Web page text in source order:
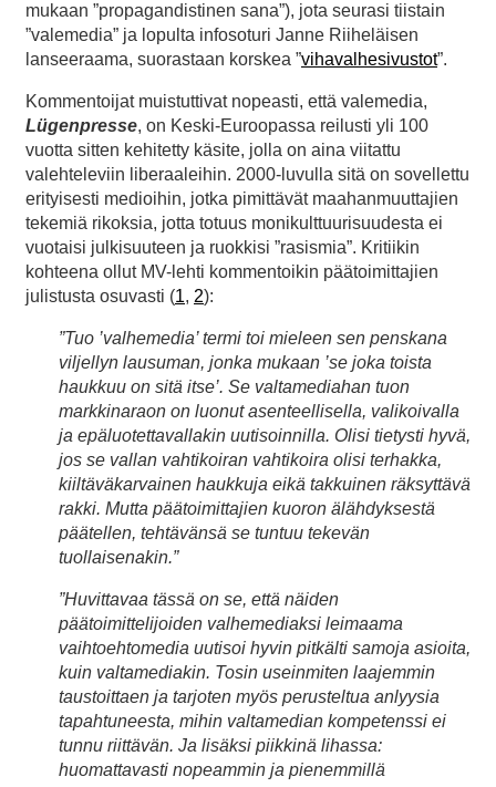
mukaan ”propagandistinen sana”), jota seurasi tiistain
”valemedia” ja lopulta infosoturi Janne Riiheläisen
lanseeraama, suorastaan korskea ”vihavalhesivustot”.
Kommentoijat muistuttivat nopeasti, että valemedia,
Lügenpresse, on Keski-Euroopassa reilusti yli 100
vuotta sitten kehitetty käsite, jolla on aina viitattu
valehteleviin liberaaleihin. 2000-luvulla sitä on sovellettu
erityisesti medioihin, jotka pimittävät maahanmuuttajien
tekemiä rikoksia, jotta totuus monikulttuurisuudesta ei
vuotaisi julkisuuteen ja ruokkisi ”rasismia”. Kritiikin
kohteena ollut MV-lehti kommentoikin päätoimittajien
julistusta osuvasti (1, 2):
”Tuo ’valhemedia’ termi toi mieleen sen penskana
viljellyn lausuman, jonka mukaan ’se joka toista
haukkuu on sitä itse’. Se valtamediahan tuon
markkinaraon on luonut asenteellisella, valikoivalla
ja epäluotettavallakin uutisoinnilla. Olisi tietysti hyvä,
jos se vallan vahtikoiran vahtikoira olisi terhakka,
kiiltäväkarvainen haukkuja eikä takkuinen räksyttävä
rakki. Mutta päätoimittajien kuoron älähdyksestä
päätellen, tehtävänsä se tuntuu tekevän
tuollaisenakin.”
”Huvittavaa tässä on se, että näiden
päätoimittelijoiden valhemediaksi leimaama
vaihtoehtomedia uutisoi hyvin pitkälti samoja asioita,
kuin valtamediakin. Tosin useinmiten laajemmin
taustoittaen ja tarjoten myös perusteltua anlyysia
tapahtuneesta, mihin valtamedian kompetenssi ei
tunnu riittävän. Ja lisäksi piikkinä lihassa:
huomattavasti nopeammin ja pienemmillä